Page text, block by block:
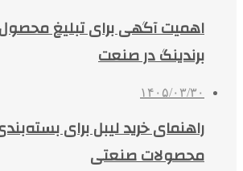
اهمیت آگهی برای تبلیغ
برندینگ در صنعت
۱۴۰۵/۰۳/۳۰
راهنمای خرید لیبل برای
محصولات صنعتی